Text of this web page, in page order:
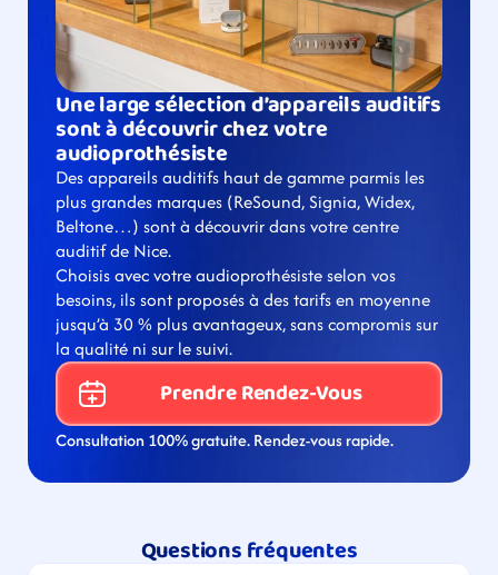
Une large sélection d’appareils auditifs
sont à découvrir chez votre
audioprothésiste
Des appareils auditifs haut de gamme parmis les
plus grandes marques (ReSound, Signia, Widex,
Beltone…) sont à découvrir dans votre centre
auditif de Nice.
Choisis avec votre audioprothésiste selon vos
besoins, ils sont proposés à des tarifs en moyenne
jusqu’à 30 % plus avantageux, sans compromis sur
la qualité ni sur le suivi.
Prendre Rendez-Vous
Consultation 100% gratuite. Rendez-vous rapide.
Questions fréquentes